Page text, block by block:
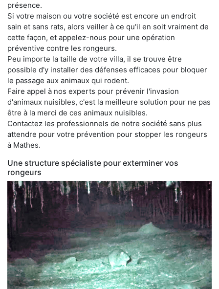
présence.
Si votre maison ou votre société est encore un endroit
sain et sans rats, alors veiller à ce qu'il en soit vraiment de
cette façon, et appelez-nous pour une opération
préventive contre les rongeurs.
Peu importe la taille de votre villa, il se trouve être
possible d'y installer des défenses efficaces pour bloquer
le passage aux animaux qui rodent.
Faire appel à nos experts pour prévenir l'invasion
d'animaux nuisibles, c'est la meilleure solution pour ne pas
être à la merci de ces animaux nuisibles.
Contactez les professionnels de notre société sans plus
attendre pour votre prévention pour stopper les rongeurs
à Mathes.
Une structure spécialiste pour exterminer vos
rongeurs